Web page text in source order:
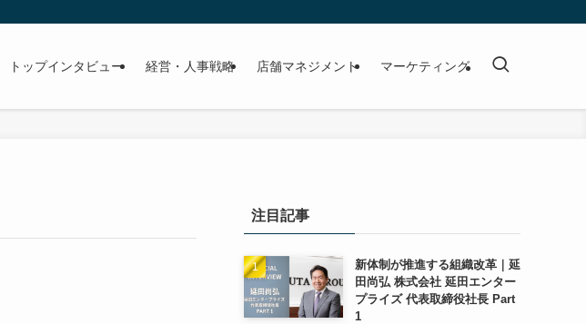
トップインタビュー 経営・人事戦略 店舗マネジメント マーケティング
注目記事
新体制が推進する組織改革｜延
田尚弘 株式会社 延田エンター
プライズ 代表取締役社長 Part
1